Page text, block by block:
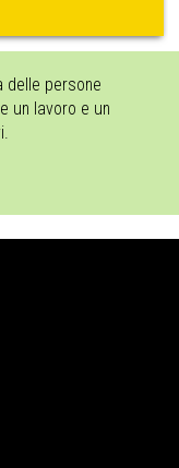
delle persone
un lavoro e un